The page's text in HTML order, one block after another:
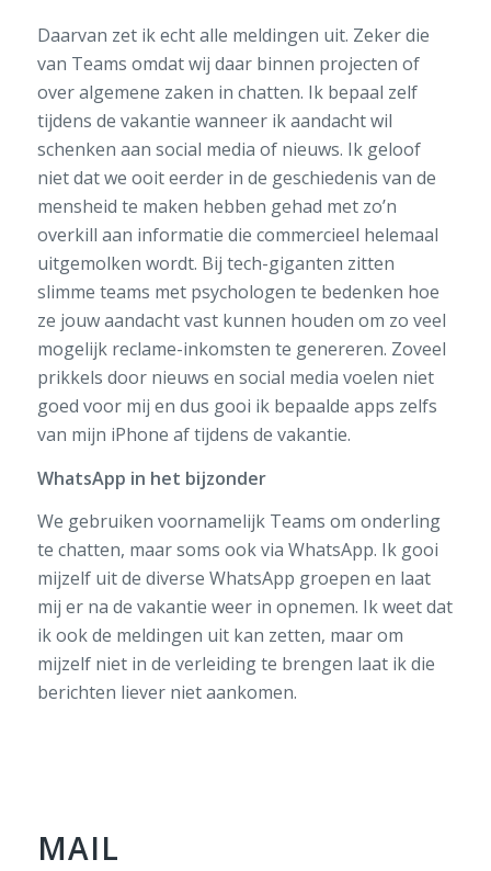
Daarvan zet ik echt alle meldingen uit. Zeker die
van Teams omdat wij daar binnen projecten of
over algemene zaken in chatten. Ik bepaal zelf
tijdens de vakantie wanneer ik aandacht wil
schenken aan social media of nieuws. Ik geloof
niet dat we ooit eerder in de geschiedenis van de
mensheid te maken hebben gehad met zo’n
overkill aan informatie die commercieel helemaal
uitgemolken wordt. Bij tech-giganten zitten
slimme teams met psychologen te bedenken hoe
ze jouw aandacht vast kunnen houden om zo veel
mogelijk reclame-inkomsten te genereren. Zoveel
prikkels door nieuws en social media voelen niet
goed voor mij en dus gooi ik bepaalde apps zelfs
van mijn iPhone af tijdens de vakantie.
WhatsApp in het bijzonder
We gebruiken voornamelijk Teams om onderling
te chatten, maar soms ook via WhatsApp. Ik gooi
mijzelf uit de diverse WhatsApp groepen en laat
mij er na de vakantie weer in opnemen. Ik weet dat
ik ook de meldingen uit kan zetten, maar om
mijzelf niet in de verleiding te brengen laat ik die
berichten liever niet aankomen.
MAIL